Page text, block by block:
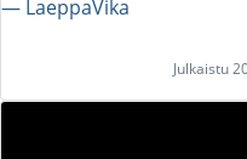
― LaeppaVika
Julkaistu